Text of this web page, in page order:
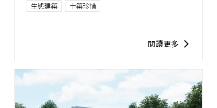
生態建築
十築珍惜
閱讀更多